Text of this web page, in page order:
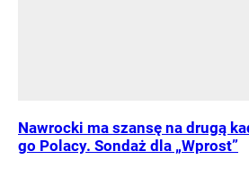
Nawrocki ma szansę na drugą
go Polacy. Sondaż dla „Wprost”